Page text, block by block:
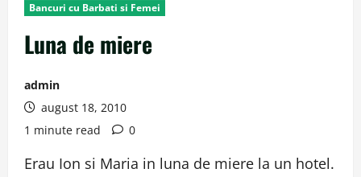
Bancuri cu Barbati si Femei
Luna de miere
admin
august 18, 2010
1 minute read
0
Erau Ion si Maria in luna de miere la un hotel.